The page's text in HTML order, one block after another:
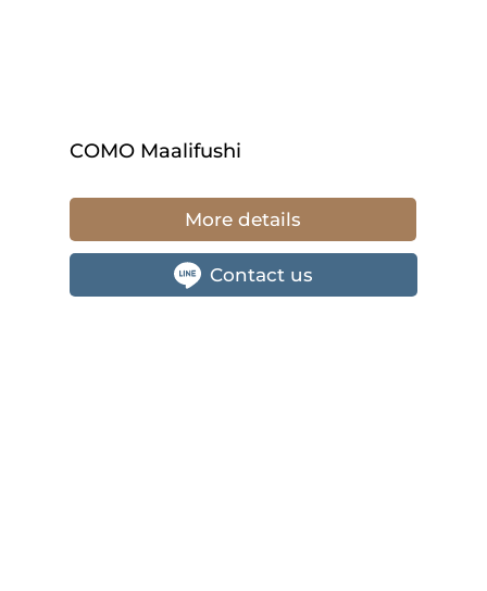
COMO Maalifushi
More details
Contact us